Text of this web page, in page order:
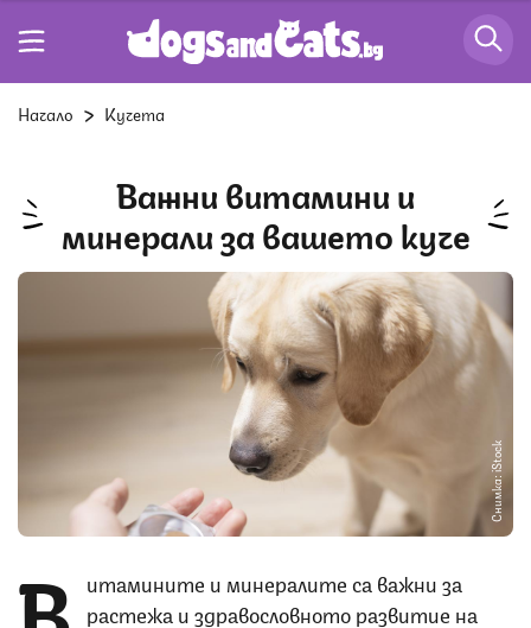
Начало Кучета
Важни витамини и
минерали за вашето куче
Снимка: iStock
итамините и минералите са важни за
растежа и здравословното развитие на